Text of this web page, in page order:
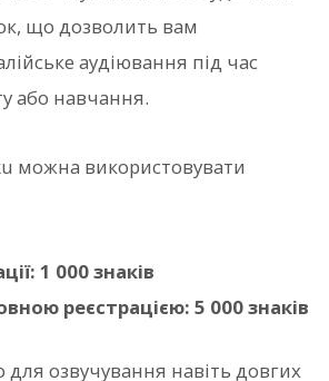
що дозволить вам
аудіювання під час
або навчання.
можна використовувати
1 000 знаків
реєстрацією: 5 000 знаків
для озвучування навіть довгих